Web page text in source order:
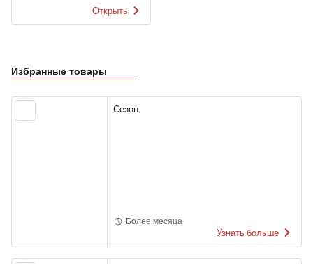
Открыть
Избранные товары
Сезон
Более месяца
Узнать больше